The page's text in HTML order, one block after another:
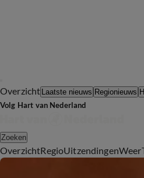
Overzicht Laatste nieuws Regionieuws
Volg Hart van Nederland
Zoeken
OverzichtRegioUitzendingenWeer